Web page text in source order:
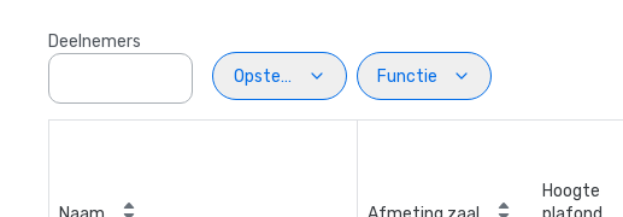
Deelnemers
Opstelling
Functie
Hoogte